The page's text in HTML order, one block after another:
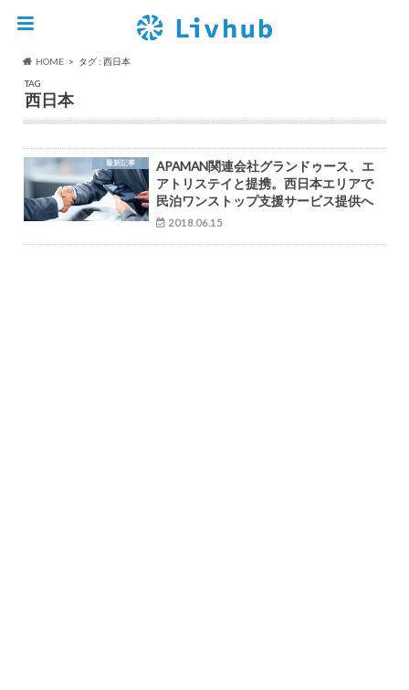
HOME
タグ : 西日本
TAG
西日本
最新記事
APAMAN関連会社グランドゥース、エ
アトリステイと提携。西日本エリアで
民泊ワンストップ支援サービス提供へ
2018.06.15